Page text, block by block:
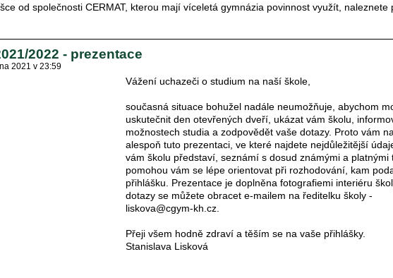
od společnosti CERMAT, kterou mají víceletá gymnázia povinnost využít, naleznete
2022 - prezentace
2021 v 23:59
Vážení uchazeči o studium na naší škole,
současná situace bohužel nadále neumožňuje, abychom
uskutečnit den otevřených dveří, ukázat vám školu,
možnostech studia a zodpovědět vaše dotazy. Proto vám
alespoň tuto prezentaci, ve které najdete nejdůležitější
vám školu představí, seznámí s dosud známými a platnými
pomohou vám se lépe orientovat při rozhodování, kam
přihlášku. Prezentace je doplněna fotografiemi interiéru
dotazy se můžete obracet e-mailem na ředitelku školy -
liskova@cgym-kh.cz.
Přeji všem hodně zdraví a těším se na vaše přihlášky.
Stanislava Lisková